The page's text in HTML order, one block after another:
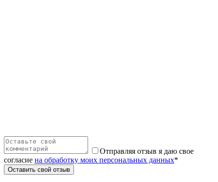
Отправляя отзыв я даю свое
согласие на обработку моих персональных данных*
Оставить свой отзыв